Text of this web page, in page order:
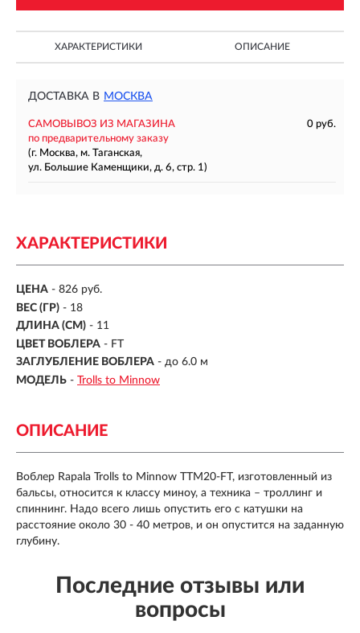
ХАРАКТЕРИСТИКИ ОПИСАНИЕ
ДОСТАВКА В МОСКВА
САМОВЫВОЗ ИЗ МАГАЗИНА
0 руб.
по предварительному заказу
(г. Москва, м. Таганская,
ул. Большие Каменщики, д. 6, стр. 1)
ХАРАКТЕРИСТИКИ
ЦЕНА - 826 руб.
ВЕС (ГР) - 18
ДЛИНА (СМ) - 11
ЦВЕТ ВОБЛЕРА - FT
ЗАГЛУБЛЕНИЕ ВОБЛЕРА - до 6.0 м
МОДЕЛЬ - Trolls to Minnow
ОПИСАНИЕ
Воблер Rapala Trolls to Minnow TTM20-FT, изготовленный из
бальсы, относится к классу миноу, а техника – троллинг и
спиннинг. Надо всего лишь опустить его с катушки на
расстояние около 30 - 40 метров, и он опустится на заданную
глубину.
Последние отзывы или
вопросы